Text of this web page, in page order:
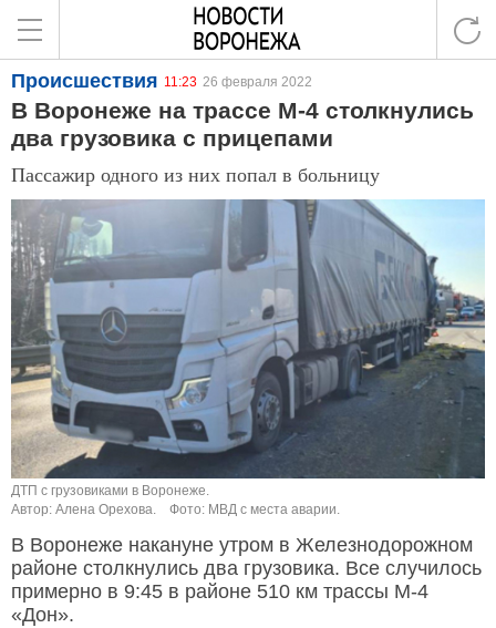
Происшествия 11:23 26 февраля 2022
В Воронеже на трассе М-4 столкнулись
два грузовика с прицепами
Пассажир одного из них попал в больницу
ДТП с грузовиками в Воронеже.
Автор: Алена Орехова.
Фото: МВД с места аварии.
В Воронеже накануне утром в Железнодорожном
районе столкнулись два грузовика. Все случилось
примерно в 9:45 в районе 510 км трассы М-4
«Дон».